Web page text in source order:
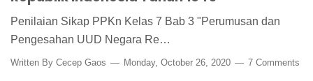
Penilaian Sikap PPKn Kelas 7 Bab 3 "Perumusan dan
Pengesahan UUD Negara Re…
Written By Cecep Gaos Monday, October 26, 2020 7 Comments